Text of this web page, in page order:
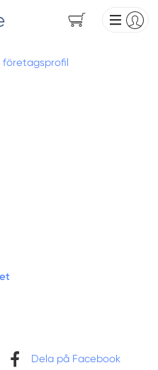
företagsprofil
Dela på Facebook